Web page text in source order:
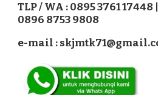
TLP / WA : 0895 3761 17448 |
0896 8753 9808
e-mail :